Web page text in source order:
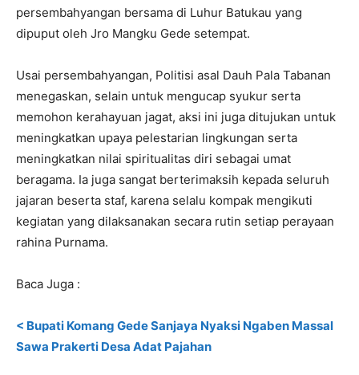
persembahyangan bersama di Luhur Batukau yang
dipuput oleh Jro Mangku Gede setempat.
Usai persembahyangan, Politisi asal Dauh Pala Tabanan
menegaskan, selain untuk mengucap syukur serta
memohon kerahayuan jagat, aksi ini juga ditujukan untuk
meningkatkan upaya pelestarian lingkungan serta
meningkatkan nilai spiritualitas diri sebagai umat
beragama. Ia juga sangat berterimaksih kepada seluruh
jajaran beserta staf, karena selalu kompak mengikuti
kegiatan yang dilaksanakan secara rutin setiap perayaan
rahina Purnama.
Baca Juga :
< Bupati Komang Gede Sanjaya Nyaksi Ngaben Massal
Sawa Prakerti Desa Adat Pajahan